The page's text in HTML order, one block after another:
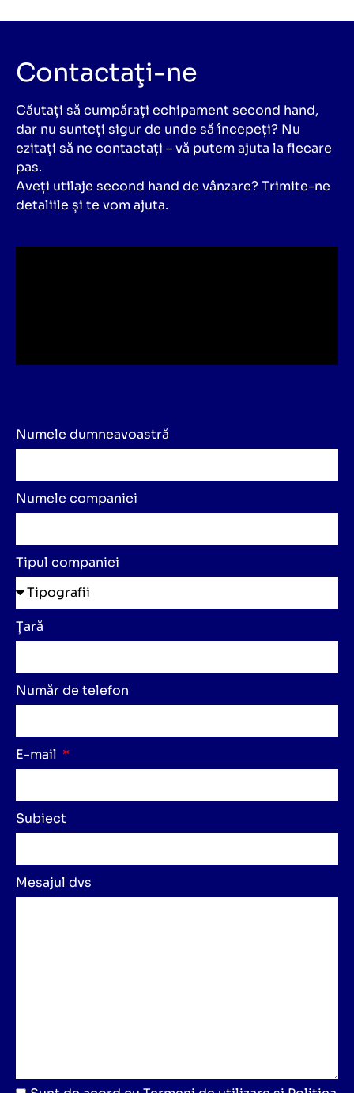
Contactaţi-ne
Căutați să cumpărați echipament second hand,
dar nu sunteți sigur de unde să începeți? Nu
ezitați să ne contactați – vă putem ajuta la fiecare
pas.
Aveți utilaje second hand de vânzare? Trimite-ne
detaliile și te vom ajuta.
Numele dumneavoastră
Numele companiei
Tipul companiei
Țară
Număr de telefon
E-mail
Subiect
Mesajul dvs